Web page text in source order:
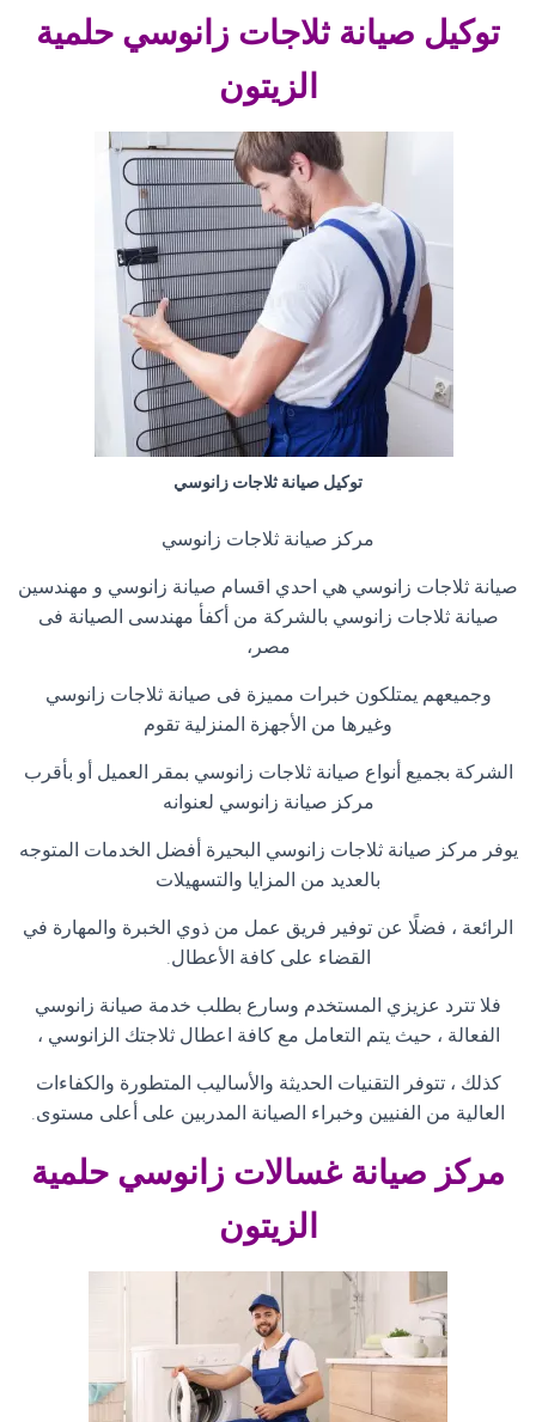
توكيل صيانة ثلاجات زانوسي حلمية
الزيتون
توكيل صيانة ثلاجات زانوسي
مركز صيانة ثلاجات زانوسي
صيانة ثلاجات زانوسي هي احدي اقسام صيانة زانوسي و مهندسين
صيانة ثلاجات زانوسي بالشركة من أكفأ مهندسى الصيانة فى
مصر،
وجميعهم يمتلكون خبرات مميزة فى صيانة ثلاجات زانوسي
وغيرها من الأجهزة المنزلية تقوم
الشركة بجميع أنواع صيانة ثلاجات زانوسي بمقر العميل أو بأقرب
مركز صيانة زانوسي لعنوانه
يوفر مركز صيانة ثلاجات زانوسي البحيرة أفضل الخدمات المتوجه
بالعديد من المزايا والتسهيلات
الرائعة ، فضلًا عن توفير فريق عمل من ذوي الخبرة والمهارة في
القضاء على كافة الأعطال.
فلا تترد عزيزي المستخدم وسارع بطلب خدمة صيانة زانوسي
الفعالة ، حيث يتم التعامل مع كافة اعطال ثلاجتك الزانوسي ،
كذلك ، تتوفر التقنيات الحديثة والأساليب المتطورة والكفاءات
العالية من الفنيين وخبراء الصيانة المدربين على أعلى مستوى.
مركز صيانة غسالات زانوسي حلمية
الزيتون